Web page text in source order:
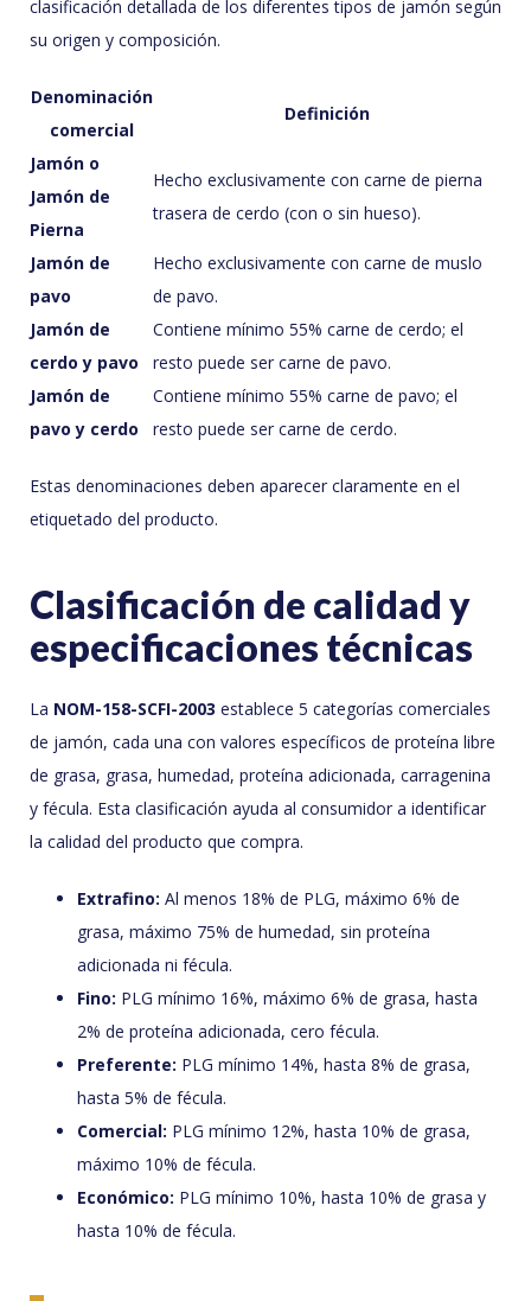
clasificación detallada de los diferentes tipos de jamón según
su origen y composición.
Denominación
comercial
Definición
Jamón o
Jamón de
Pierna
Hecho exclusivamente con carne de pierna
trasera de cerdo (con o sin hueso).
Jamón de
pavo
Hecho exclusivamente con carne de muslo
de pavo.
Jamón de
cerdo y pavo
Contiene mínimo 55% carne de cerdo; el
resto puede ser carne de pavo.
Jamón de
pavo y cerdo
Contiene mínimo 55% carne de pavo; el
resto puede ser carne de cerdo.
Estas denominaciones deben aparecer claramente en el
etiquetado del producto.
Clasificación de calidad y
especificaciones técnicas
La NOM-158-SCFI-2003 establece 5 categorías comerciales
de jamón, cada una con valores específicos de proteína libre
de grasa, grasa, humedad, proteína adicionada, carragenina
y fécula. Esta clasificación ayuda al consumidor a identificar
la calidad del producto que compra.
Extrafino: Al menos 18% de PLG, máximo 6% de
grasa, máximo 75% de humedad, sin proteína
adicionada ni fécula.
Fino: PLG mínimo 16%, máximo 6% de grasa, hasta
2% de proteína adicionada, cero fécula.
Preferente: PLG mínimo 14%, hasta 8% de grasa,
hasta 5% de fécula.
Comercial: PLG mínimo 12%, hasta 10% de grasa,
máximo 10% de fécula.
Económico: PLG mínimo 10%, hasta 10% de grasa y
hasta 10% de fécula.